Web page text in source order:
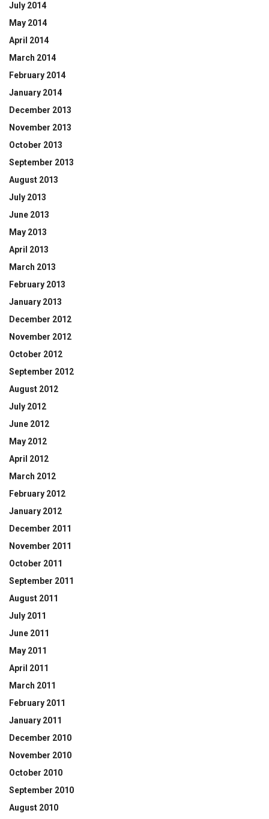
July 2014
May 2014
April 2014
March 2014
February 2014
January 2014
December 2013
November 2013
October 2013
September 2013
August 2013
July 2013
June 2013
May 2013
April 2013
March 2013
February 2013
January 2013
December 2012
November 2012
October 2012
September 2012
August 2012
July 2012
June 2012
May 2012
April 2012
March 2012
February 2012
January 2012
December 2011
November 2011
October 2011
September 2011
August 2011
July 2011
June 2011
May 2011
April 2011
March 2011
February 2011
January 2011
December 2010
November 2010
October 2010
September 2010
August 2010